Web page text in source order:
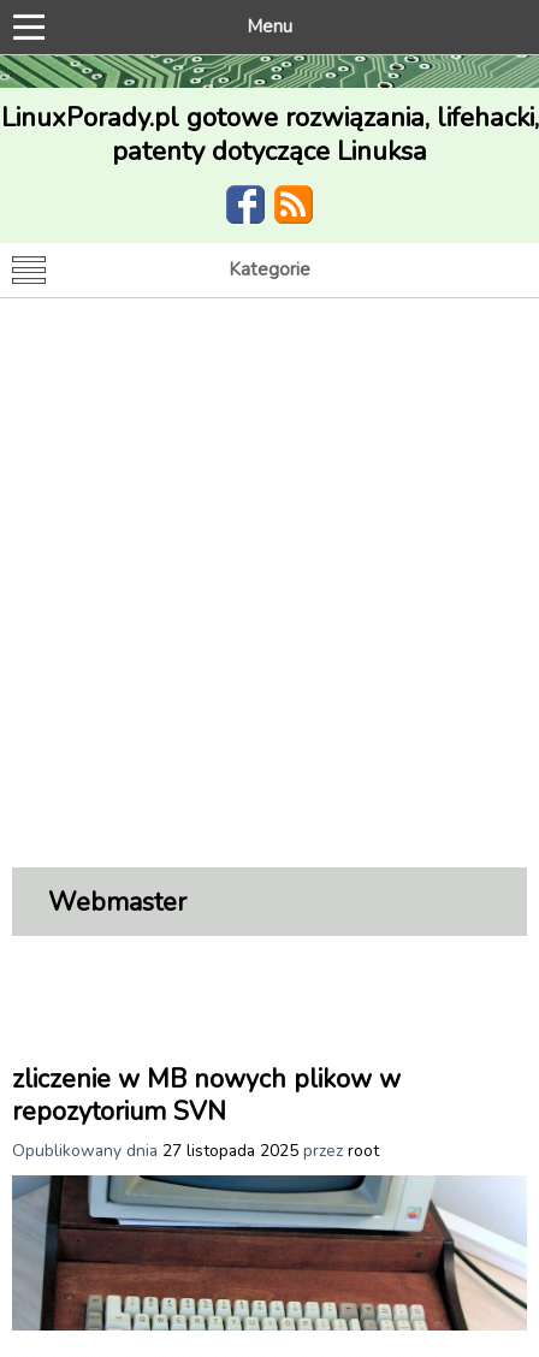
Menu
LinuxPorady.pl gotowe rozwiązania, lifehacki,
patenty dotyczące Linuksa
Kategorie
Webmaster
zliczenie w MB nowych plikow w
repozytorium SVN
Opublikowany dnia 27 listopada 2025 przez root